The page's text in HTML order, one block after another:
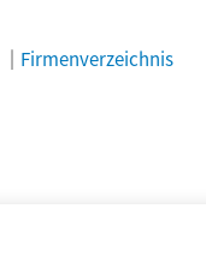
Firmenverzeichnis